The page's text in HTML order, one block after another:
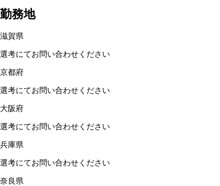
勤務地
滋賀県
選考にてお問い合わせください
京都府
選考にてお問い合わせください
大阪府
選考にてお問い合わせください
兵庫県
選考にてお問い合わせください
奈良県